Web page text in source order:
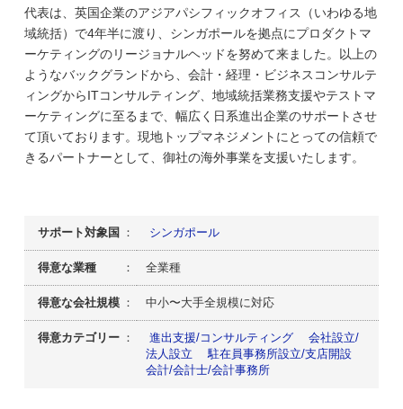
代表は、英国企業のアジアパシフィックオフィス（いわゆる地
域統括）で4年半に渡り、シンガポールを拠点にプロダクトマ
ーケティングのリージョナルヘッドを努めて来ました。以上の
ようなバックグランドから、会計・経理・ビジネスコンサルテ
ィングからITコンサルティング、地域統括業務支援やテストマ
ーケティングに至るまで、幅広く日系進出企業のサポートさせ
て頂いております。現地トップマネジメントにとっての信頼で
きるパートナーとして、御社の海外事業を支援いたします。
サポート対象国 ： シンガポール
得意な業種 ： 全業種
得意な会社規模 ： 中小〜大手全規模に対応
得意カテゴリー ：進出支援/コンサルティング
会社設立/
法人設立
駐在員事務所設立/支店開設
会計/会計士/会計事務所